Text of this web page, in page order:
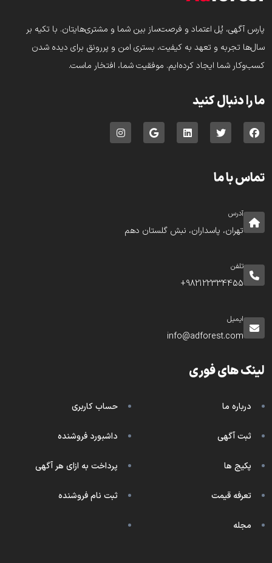
پارس‌ آگهی، پُل اعتماد و فرصت‌ساز بین شما و مشتری‌هایتان. با تکیه بر
سال‌ها تجربه و تعهد به کیفیت، بستری امن و پررونق برای دیده شدن
کسب‌وکار شما ایجاد کرده‌ایم. موفقیت شما، افتخار ماست.
ما را دنبال کنید
تماس با ما
آدرس
تهران، پاسداران، نبش گلستان دهم
تلفن
982122334455+
ایمیل
info@adforest.com
لینک های فوری
درباره ما
ثبت آگهی
پکیج ها
تعرفه قیمت
مجله
حساب کاربری
داشبورد فروشنده
پرداخت به ازای هر آگهی
ثبت نام فروشنده